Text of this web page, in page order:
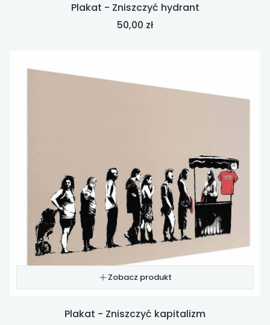
Plakat - Zniszczyć hydrant
Cena
50,00 zł
Zobacz produkt
Plakat - Zniszczyć kapitalizm